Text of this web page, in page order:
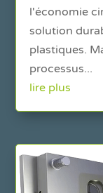
l'économie
solution
plastiques.
processus...
lire plus